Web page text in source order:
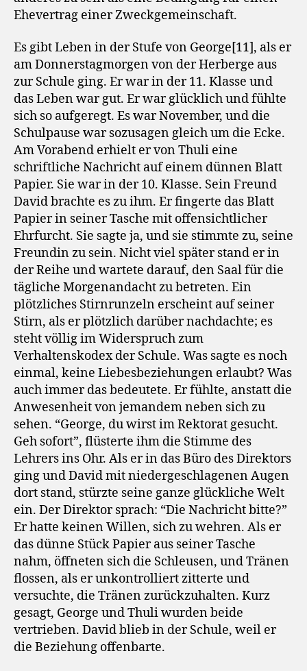
Ehevertrag einer Zweckgemeinschaft.
Es gibt Leben in der Stufe von George[11], als er
am Donnerstagmorgen von der Herberge aus
zur Schule ging. Er war in der 11. Klasse und
das Leben war gut. Er war glücklich und fühlte
sich so aufgeregt. Es war November, und die
Schulpause war sozusagen gleich um die Ecke.
Am Vorabend erhielt er von Thuli eine
schriftliche Nachricht auf einem dünnen Blatt
Papier. Sie war in der 10. Klasse. Sein Freund
David brachte es zu ihm. Er fingerte das Blatt
Papier in seiner Tasche mit offensichtlicher
Ehrfurcht. Sie sagte ja, und sie stimmte zu, seine
Freundin zu sein. Nicht viel später stand er in
der Reihe und wartete darauf, den Saal für die
tägliche Morgenandacht zu betreten. Ein
plötzliches Stirnrunzeln erscheint auf seiner
Stirn, als er plötzlich darüber nachdachte; es
steht völlig im Widerspruch zum
Verhaltenskodex der Schule. Was sagte es noch
einmal, keine Liebesbeziehungen erlaubt? Was
auch immer das bedeutete. Er fühlte, anstatt die
Anwesenheit von jemandem neben sich zu
sehen. “George, du wirst im Rektorat gesucht.
Geh sofort”, flüsterte ihm die Stimme des
Lehrers ins Ohr. Als er in das Büro des Direktors
ging und David mit niedergeschlagenen Augen
dort stand, stürzte seine ganze glückliche Welt
ein. Der Direktor sprach: “Die Nachricht bitte?”
Er hatte keinen Willen, sich zu wehren. Als er
das dünne Stück Papier aus seiner Tasche
nahm, öffneten sich die Schleusen, und Tränen
flossen, als er unkontrolliert zitterte und
versuchte, die Tränen zurückzuhalten. Kurz
gesagt, George und Thuli wurden beide
vertrieben. David blieb in der Schule, weil er
die Beziehung offenbarte.